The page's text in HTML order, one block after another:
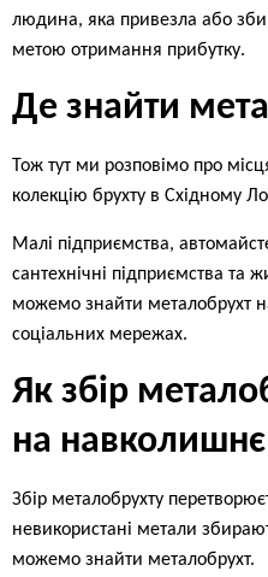
людина, яка привезла або
метою отримання прибутку.
Де знайти
Тож тут ми розповімо про
колекцію брухту в Східному
Малі підприємства,
сантехнічні підприємства та
можемо знайти металобрухт
соціальних мережах.
Як збір
на
Збір металобрухту
невикористані метали
можемо знайти металобрухт.